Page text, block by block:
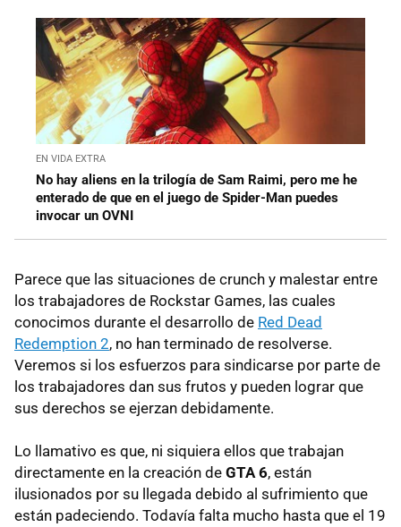
EN VIDA EXTRA
No hay aliens en la trilogía de Sam Raimi, pero me he
enterado de que en el juego de Spider-Man puedes
invocar un OVNI
Parece que las situaciones de crunch y malestar entre
los trabajadores de Rockstar Games, las cuales
conocimos durante el desarrollo de Red Dead
Redemption 2, no han terminado de resolverse.
Veremos si los esfuerzos para sindicarse por parte de
los trabajadores dan sus frutos y pueden lograr que
sus derechos se ejerzan debidamente.
Lo llamativo es que, ni siquiera ellos que trabajan
directamente en la creación de GTA 6, están
ilusionados por su llegada debido al sufrimiento que
están padeciendo. Todavía falta mucho hasta que el 19